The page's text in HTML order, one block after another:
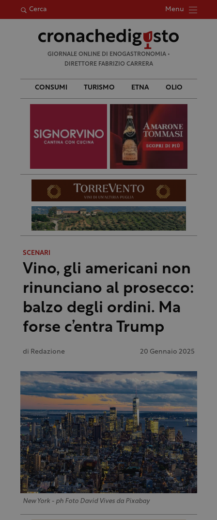
Cerca Menu
per:
GIORNALE ONLINE DI ENOGASTRONOMIA •
DIRETTORE FABRIZIO CARRERA
CONSUMI TURISMO ETNA OLIO
SCENARI
Vino, gli americani non
rinunciano al prosecco:
balzo degli ordini. Ma
forse c’entra Trump
di Redazione 20 Gennaio 2025
New York - ph Foto David Vives da Pixabay